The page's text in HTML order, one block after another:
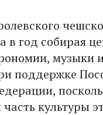
в год собирая
музыки
поддержке
культуры